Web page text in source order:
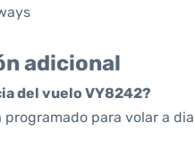
adicional
del vuelo VY8242?
programado para volar a